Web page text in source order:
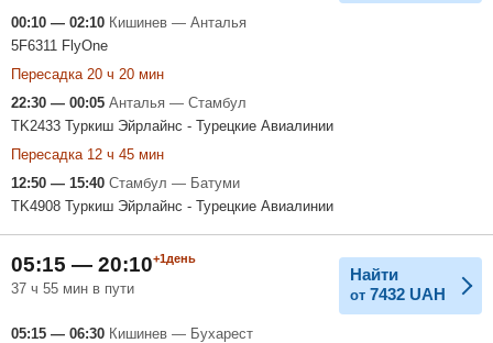
00:10 — 02:10 Кишинев — Анталья
5F6311 FlyOne
Пересадка 20 ч 20 мин
22:30 — 00:05 Анталья — Стамбул
TK2433 Туркиш Эйрлайнс - Турецкие Авиалинии
Пересадка 12 ч 45 мин
12:50 — 15:40 Стамбул — Батуми
TK4908 Туркиш Эйрлайнс - Турецкие Авиалинии
05:15 — 20:10+1день
37 ч 55 мин в пути
Найти
от 7432 UAH
05:15 — 06:30 Кишинев — Бухарест